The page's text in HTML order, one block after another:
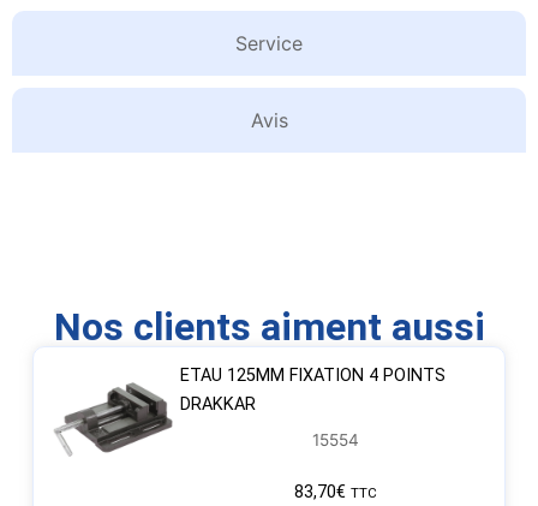
Service
Avis
Nos clients aiment aussi
ETAU 125MM FIXATION 4 POINTS
DRAKKAR
15554
83,70€ TTC